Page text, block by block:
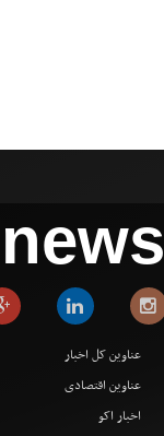
news
عناوین کل اخبار
عناوین اقتصادی
اخبار اکو